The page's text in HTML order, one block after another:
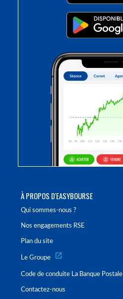
À PROPOS D'EASYBOURSE
Qui sommes-nous ?
Nos engagements RSE
Plan du site
Le Groupe
Code de conduite La Banque Postale
Contactez-nous